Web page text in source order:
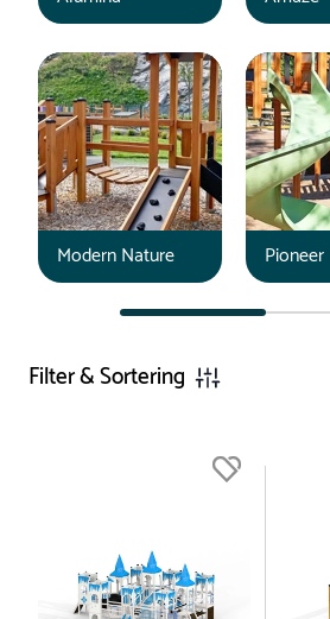
Modern Nature Pioneer
Filter & Sortering